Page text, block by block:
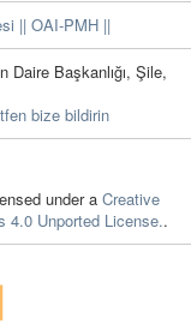
|| OAI-PMH ||
Başkanlığı, Şile,
bize bildirin
under a Creative
4.0 Unported License..